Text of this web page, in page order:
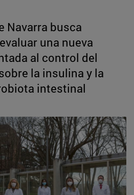
Navarra busca
una nueva
al control del
la insulina y la
intestinal